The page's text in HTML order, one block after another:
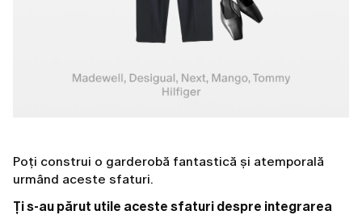
Poți construi o garderobă fantastică și atemporală
urmând aceste sfaturi.
Ți s-au părut utile aceste sfaturi despre integrarea